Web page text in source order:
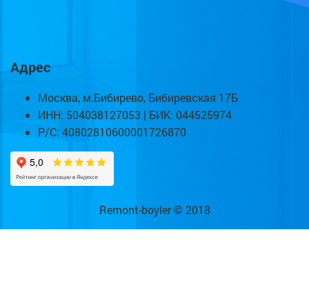
Адрес
Москва, м.Бибирево, Бибиревская 17Б
ИНН: 504038127053 | БИК: 044525974
Р/С: 40802810600001726870
Remont-boyler © 2018